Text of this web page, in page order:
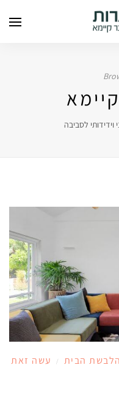
וידידותי לסביבה
הבית /
עשה זאת